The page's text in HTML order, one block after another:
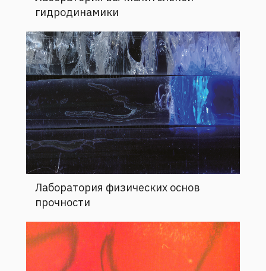
гидродинамики
Лаборатория физических основ
прочности